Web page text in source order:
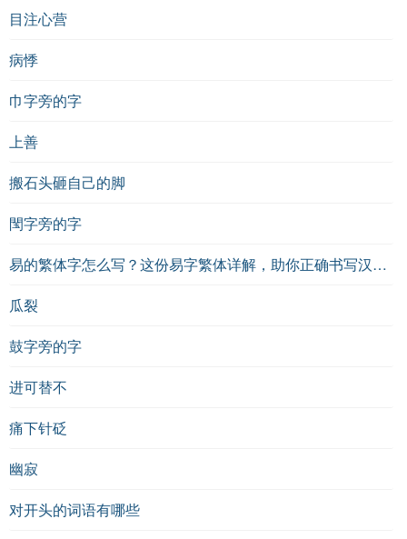
目注心营
病悸
巾字旁的字
上善
搬石头砸自己的脚
閠字旁的字
易的繁体字怎么写？这份易字繁体详解，助你正确书写汉字_汉字繁体学习
瓜裂
鼓字旁的字
进可替不
痛下针砭
幽寂
对开头的词语有哪些